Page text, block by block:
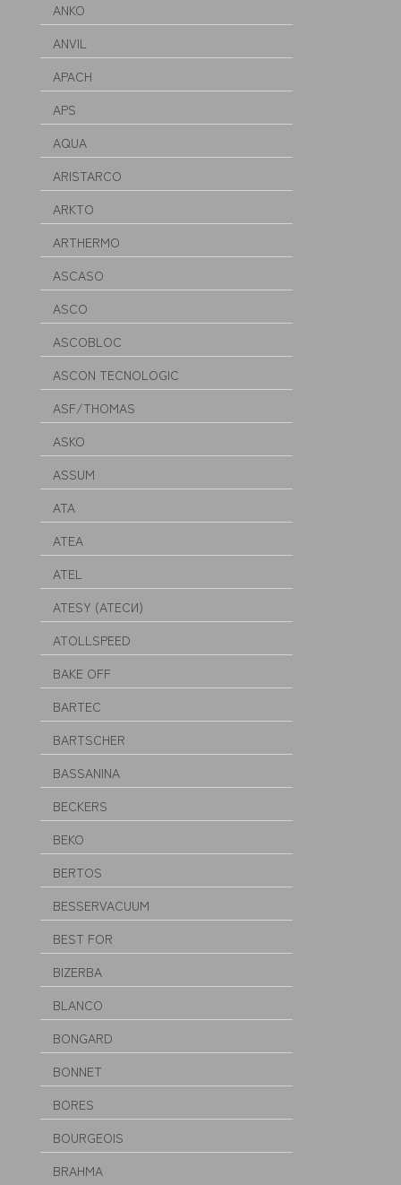
ANKO
ANVIL
APACH
APS
AQUA
ARISTARCO
ARKTO
ARTHERMO
ASCASO
ASCO
ASCOBLOC
ASCON TECNOLOGIC
ASF/THOMAS
ASKO
ASSUM
ATA
ATEA
ATEL
ATESY (АТЕСИ)
ATOLLSPEED
BAKE OFF
BARTEC
BARTSCHER
BASSANINA
BECKERS
BEKO
BERTOS
BESSERVACUUM
BEST FOR
BIZERBA
BLANCO
BONGARD
BONNET
BORES
BOURGEOIS
BRAHMA